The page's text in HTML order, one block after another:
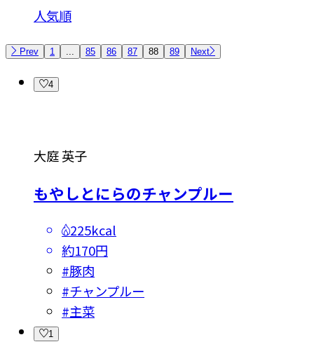
人気順
Prev 1 85 86 87 88 89 Next
4
大庭 英子
もやしとにらのチャンプルー
225kcal
約170円
#豚肉
#チャンプルー
#主菜
1